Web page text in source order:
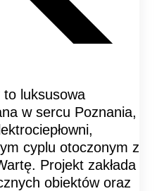
luksusowa
w sercu Poznania,
cyplu otoczonym z
Projekt zakłada
obiektów oraz